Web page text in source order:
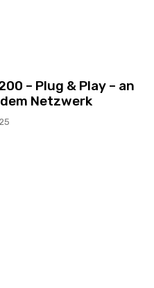
– Plug & Play – an
Netzwerk